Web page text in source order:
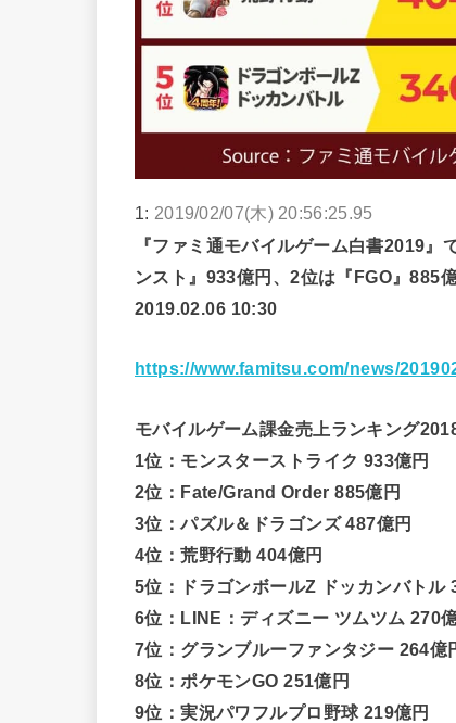
1: 2019/02/07(木) 20:56:25.95
『ファミ通モバイルゲーム白書2019
ンスト』933億円、2位は『FGO』885
2019.02.06 10:30
https://www.famitsu.com/news/
モバイルゲーム課金売上ランキング
1位：モンスターストライク 933億円
2位：Fate/Grand Order 885億円
3位：パズル＆ドラゴンズ 487億円
4位：荒野行動 404億円
5位：ドラゴンボールZ ドッカンバトル
6位：LINE：ディズニー ツムツム 270
7位：グランブルーファンタジー 264億
8位：ポケモンGO 251億円
9位：実況パワフルプロ野球 219億円